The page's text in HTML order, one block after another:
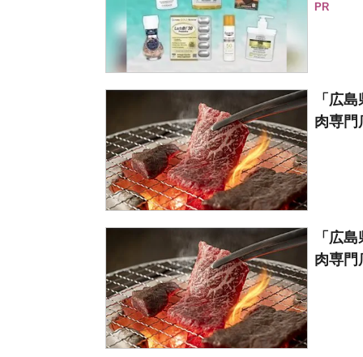
PR
「広
肉専門
「広
肉専門